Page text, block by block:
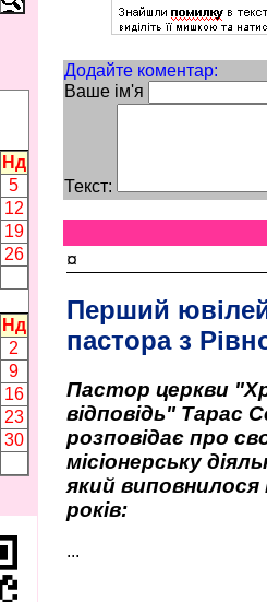
Нд
5
12
19
26
Нд
2
9
16
23
30
Додайте коментар:
Ваше ім'я
Текст:
¤
Перший
пастора з
Пастор церкви
відповідь" Тарас
розповідає про
місіонерську
який
років:
...